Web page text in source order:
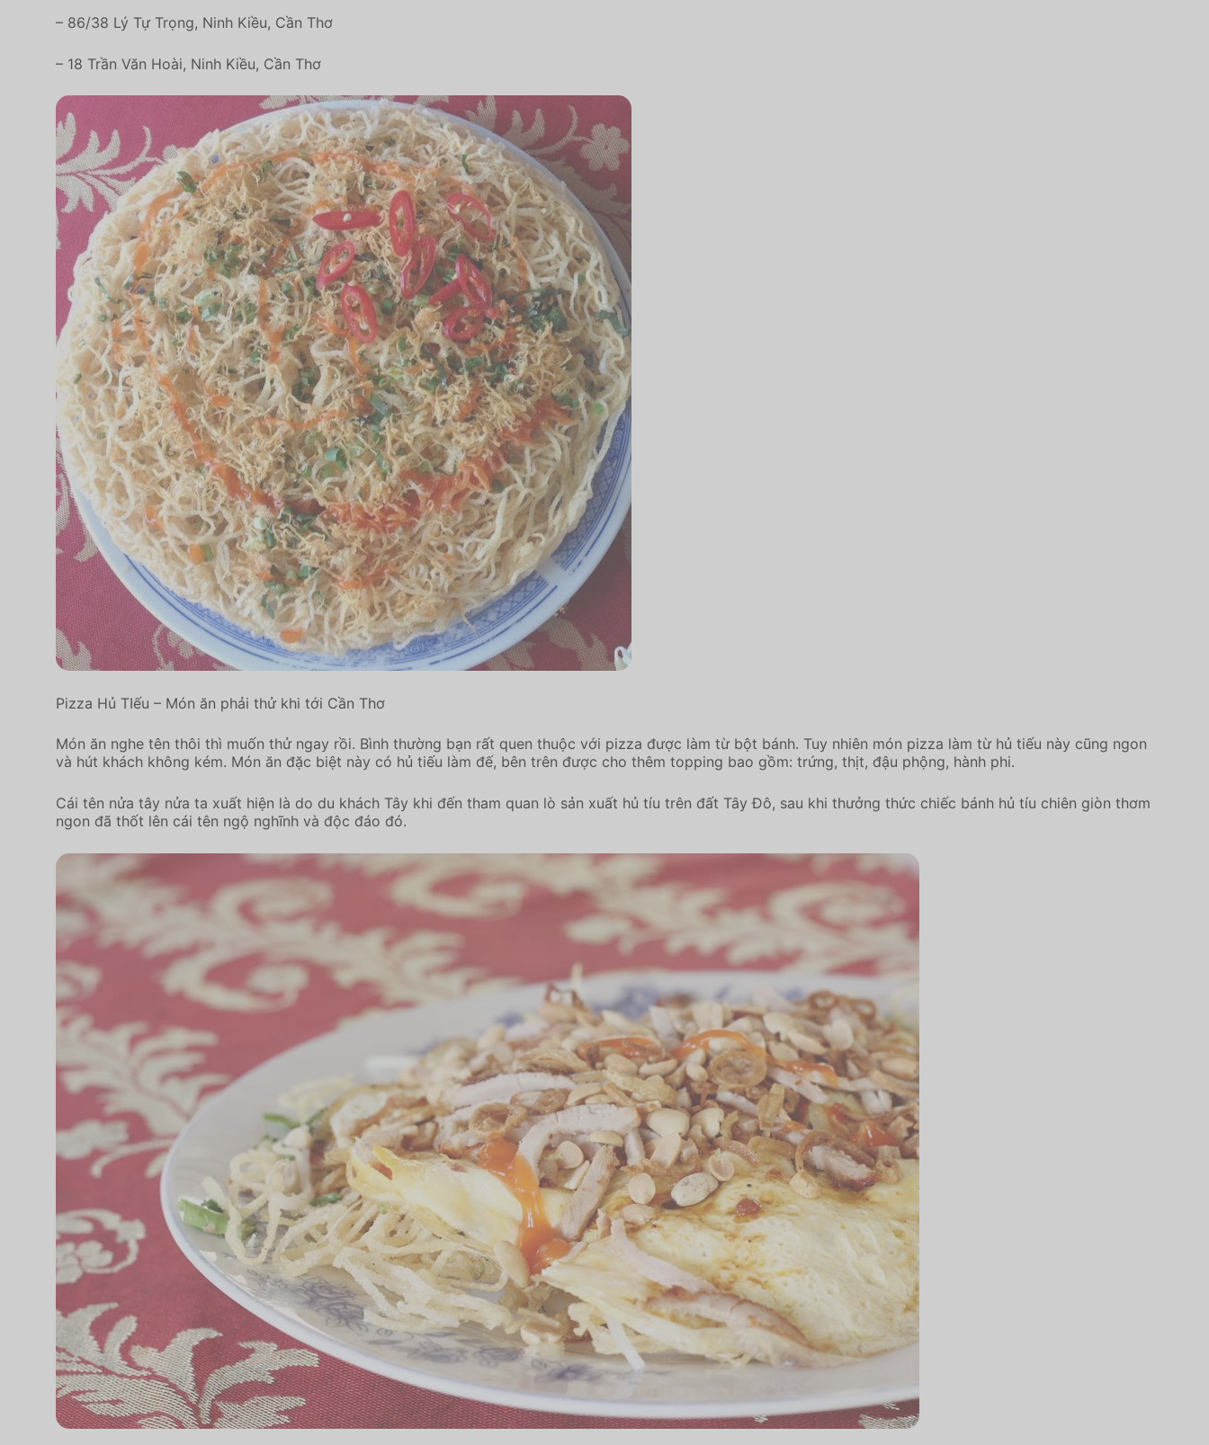
– 86/38 Lý Tự Trọng, Ninh Kiều, Cần Thơ
– 18 Trần Văn Hoài, Ninh Kiều, Cần Thơ
Pizza Hủ TIếu – Món ăn phải thử khi tới Cần Thơ
Món ăn nghe tên thôi thì muốn thử ngay rồi. Bình thường bạn rất quen thuộc với pizza được làm từ bột bánh. Tuy nhiên món pizza làm từ hủ tiếu này cũng ngon
và hút khách không kém. Món ăn đặc biệt này có hủ tiếu làm đế, bên trên được cho thêm topping bao gồm: trứng, thịt, đậu phộng, hành phi.
Cái tên nửa tây nửa ta xuất hiện là do du khách Tây khi đến tham quan lò sản xuất hủ tíu trên đất Tây Đô, sau khi thưởng thức chiếc bánh hủ tíu chiên giòn thơm
ngon đã thốt lên cái tên ngộ nghĩnh và độc đáo đó.